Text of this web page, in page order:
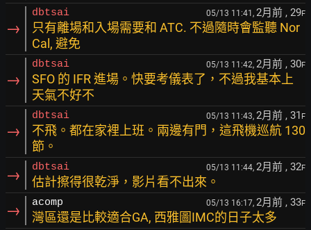
→
dbtsai 05/13 11:41, 2月前 , 29F
只有離場和入場需要和 ATC. 不過隨時會監聽 Nor
Cal, 避免
→
dbtsai 05/13 11:42, 2月前 , 30F
SFO 的 IFR 進場。快要考儀表了，不過我基本上
天氣不好不
→
dbtsai 05/13 11:43, 2月前 , 31 F
不飛。都在家裡上班。兩邊有門，這飛機巡航 130
節。
→ dbtsai 05/13 11:44, 2月前 , 32F
估計擦得很乾淨，影片看不出來。
→ acomp 05/13 16:17, 2月前 , 33F
灣區還是比較適合GA, 西雅圖IMC的日子太多